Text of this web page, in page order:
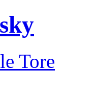
Tore